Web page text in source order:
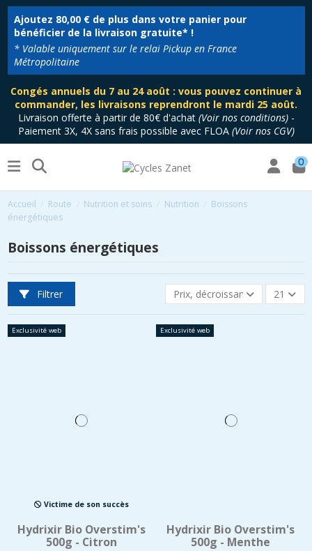
Ajoutez 80,00 €de plus dans votre panier pour
bénéficier de la livraison gratuite* !
* Valable uniquement sur le relai Pickup en France
Métropolitaine
Congés annuels du 7 au 24 août : vous pouvez continuer à
commander, les livraisons reprendront le mardi 25 août.
Livraison offerte à partir de 80€ d'achat (Voir nos conditions)-
Paiement 3X, 4X sans frais possible avec FLOA (Voir nos CGV)
0
Accueil Route Nutrition et soins Nutrition
Boissons
énergétiques
Boissons énergétiques
Filtrer Prix, décroissant 21
Exclusivité web
Victime de son succès
Hydrixir Bio Overstim's
500g - Citron
Exclusivité web
Hydrixir Bio Overstim's
500g - Menthe